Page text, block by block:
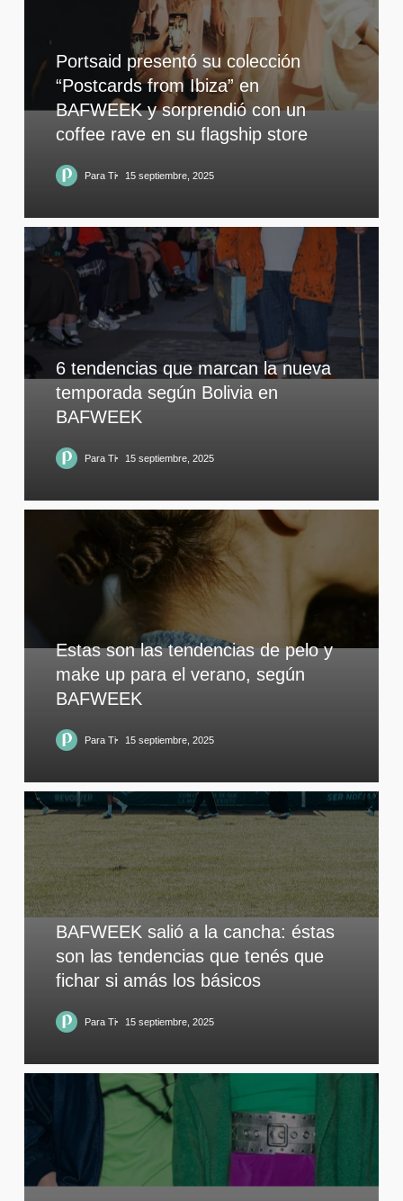
Portsaid presentó su colección
“Postcards from Ibiza” en
BAFWEEK y sorprendió con un
coffee rave en su flagship store
Para Ti 15 septiembre, 2025
6 tendencias que marcan la nueva
temporada según Bolivia en
BAFWEEK
Para Ti 15 septiembre, 2025
Estas son las tendencias de pelo y
make up para el verano, según
BAFWEEK
Para Ti 15 septiembre, 2025
BAFWEEK salió a la cancha: éstas
son las tendencias que tenés que
fichar si amás los básicos
Para Ti 15 septiembre, 2025